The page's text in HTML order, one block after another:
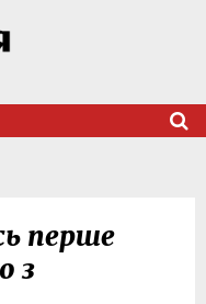
перше
з